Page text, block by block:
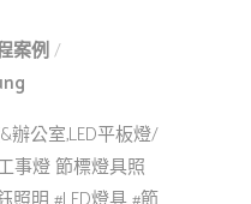
案例
辦公室,LED平板燈/
事燈 節標燈具照